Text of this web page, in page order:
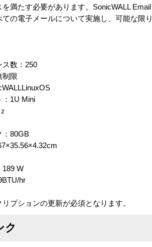
を満たす必要があります。SonicWALL
の電子メールについて実施し、可能な限
ス数：250
制限
：1U Mini
：80GB
189 W
hr
プションの更新が必須となります。
ク